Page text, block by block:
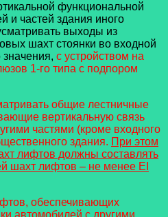
функциональной
и частей здания иного
выходы из
шахт стоянки во входной
значения, с устройством на
1-го типа с подпором
общие лестничные
вертикальную связь
частями (кроме входного
здания. При этом
лифтов должны составлять
шахт лифтов – не менее EI
обеспечивающих